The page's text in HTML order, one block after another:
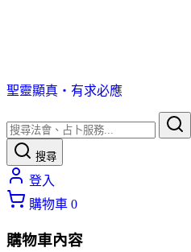
聖靈顯真・有求必應
搜尋
登入
購物車 0
購物車內容